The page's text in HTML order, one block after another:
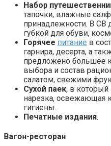
Набор
тапочки, влажные
принадлежности. В
губкой для обуви,
Горячее питание в
гарнира, десерта, а
предложено большее
выбора и состав
салатом, свежими
Сухой паек, в который
нарезка, освежающая
гигиены.
Печатные издания.
Вагон-ресторан